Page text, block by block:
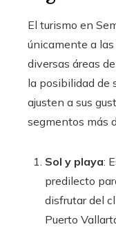
El turismo en
únicamente a
diversas áreas
la posibilidad de
ajusten a sus
segmentos más
Sol y playa:
predilecto
disfrutar del
Puerto